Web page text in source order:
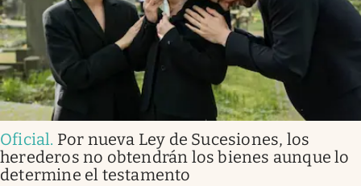
Oficial. Por nueva Ley de Sucesiones, los
herederos no obtendrán los bienes aunque lo
determine el testamento